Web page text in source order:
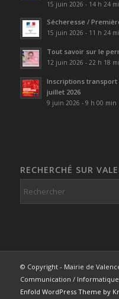
15 juin 2026 - 14 h 24
Sécheresse /
15 juin 2026 - 11 h 24
Tout savoir sur le
12 juin 2026 - 22 h 18
Inscriptions transport
juillet 2026
9 juin 2026 - 9 h 00 min
RECHERCHÉ SUR
© Copyright - Mairie de
Communication /
Enfold WordPress Theme by